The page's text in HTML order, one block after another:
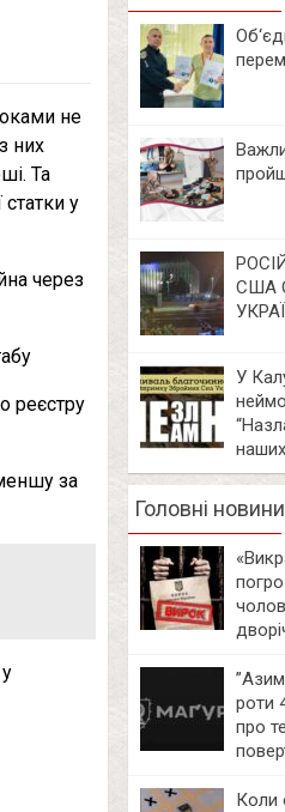
не
них
Та
у
через
реєстру
за
США
У
Головні новини
роти
про
Коли